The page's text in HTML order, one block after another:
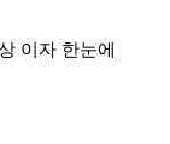
이자 한눈에